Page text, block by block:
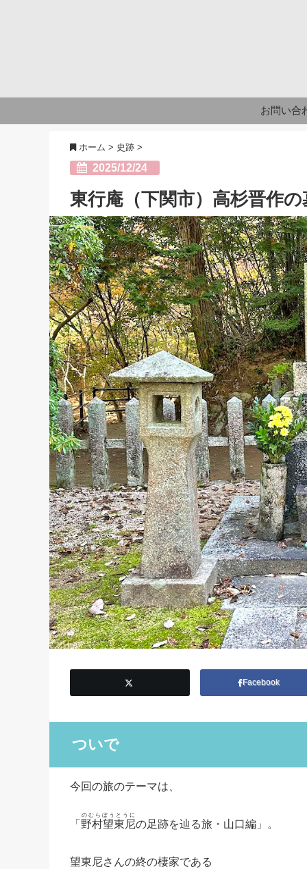
お問い合
ホーム > 史跡 >
2025/12/24
東行庵（下関市）高杉晋作の
Facebook
ついで
今回の旅のテーマは、
「 野村望東尼
のむらぼうとうに
の足跡を辿る旅・山口編」。
望東尼さんの終の棲家である